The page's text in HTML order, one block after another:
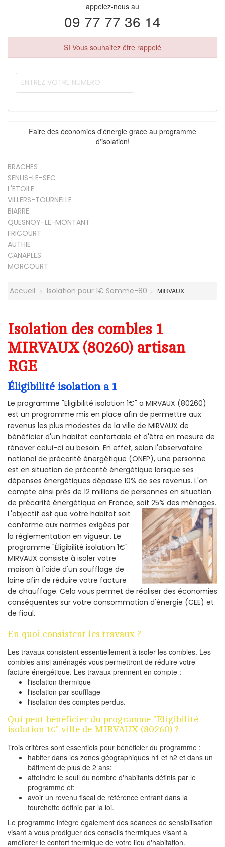
appelez-nous au
09 77 77 36 14
SI Vous souhaitez être rappelé
Faire des économies d'énergie grace au programme
d'isolation!
BRACHES
SENLIS-LE-SEC
L'ETOILE
VILLERS-TOURNELLE
BIARRE
QUESNOY-LE-MONTANT
FRICOURT
AUTHIE
CANAPLES
MORCOURT
Accueil Isolation pour 1€ Somme-80 MIRVAUX
Isolation des combles 1
MIRVAUX (80260) artisan
RGE
Éligibilité isolation a 1
Le programme "Eligibilité isolation 1€" a MIRVAUX (80260)
est un programme mis en place afin de permettre aux
revenus les plus modestes de la ville de MIRVAUX de
bénéficier d'un habitat confortable et d'être en mesure de
rénover celui-ci au besoin. En effet, selon l'observatoire
national de précarité énergétique (ONEP), une personne
est en situation de précarité énergétique lorsque ses
dépenses énergétiques dépasse 10% de ses revenus. L'on
compte ainsi près de 12 millions de personnes en situation
de précarité énergétique en France, soit 25% des ménages.
L'objectif est que votre habitat soit
conforme aux normes exigées par
la réglementation en vigueur. Le
programme "Éligibilité isolation 1€"
MIRVAUX consiste à isoler votre
maison à l'aide d'un soufflage de
laine afin de réduire votre facture
de chauffage. Cela vous permet de réaliser des économies
conséquentes sur votre consommation d'énergie (CEE) et
de fioul.
En quoi consistent les travaux ?
Les travaux consistent essentiellement à isoler les combles. Les
combles ainsi aménagés vous permettront de réduire votre
facture énergétique. Les travaux prennent en compte :
l'isolation thermique
l'isolation par soufflage
l'isolation des comptes perdus.
Qui peut bénéficier du programme "Eligibilité
isolation 1€" ville de MIRVAUX (80260) ?
Trois critères sont essentiels pour bénéficier du programme :
habiter dans les zones géographiques h1 et h2 et dans un
bâtiment de plus de 2 ans;
atteindre le seuil du nombre d'habitants définis par le
programme et;
avoir un revenu fiscal de référence entrant dans la
fourchette définie par la loi.
Le programme intègre également des séances de sensibilisation
visant à vous prodiguer des conseils thermiques visant à
améliorer le confort thermique de votre lieu d'habitation.